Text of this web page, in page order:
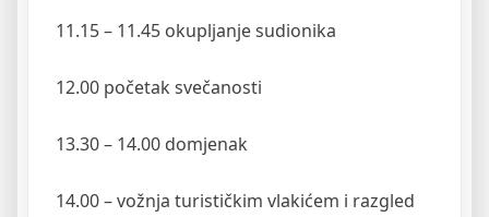
11.15 – 11.45 okupljanje sudionika
12.00 početak svečanosti
13.30 – 14.00 domjenak
14.00 – vožnja turističkim vlakićem i razgled